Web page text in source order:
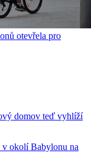
otevřela pro
domov teď vyhlíží
v okolí Babylonu na